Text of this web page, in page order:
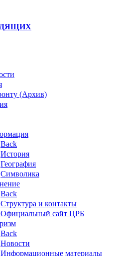
(Архив)
Back
История
География
Символика
Back
Структура и контакты
Официальный сайт ЦРБ
Back
Новости
Информационные материалы